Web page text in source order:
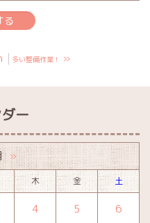
多い整備作業！ »
ー
»
木 金 土
4 5 6